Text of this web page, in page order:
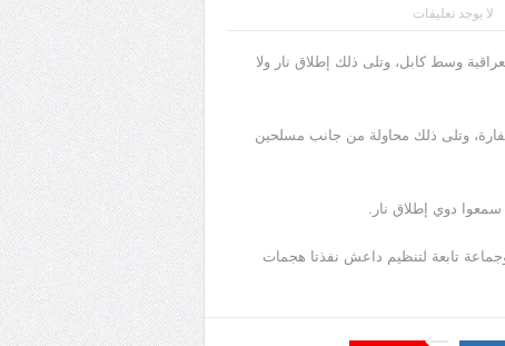
لا يوجد تعليقات
وسط كابل، وتلى ذلك إطلاق نار ولا
وتلى ذلك محاولة من جانب مسلحين
دوي إطلاق نار.
تابعة لتنظيم داعش نفذتا هجمات